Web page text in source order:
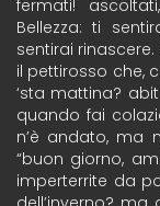
fermati!
Bellezza: ti
sentirai
il pettirosso che,
‘sta mattina?
quando fai
n’è andato, ma
“buon giorno,
imperterrite da